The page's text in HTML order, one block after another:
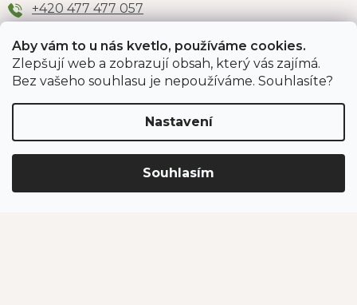
Aby vám to u nás kvetlo, používáme cookies.
Zlepšují web a zobrazují obsah, který vás zajímá.
Bez vašeho souhlasu je nepoužíváme. Souhlasíte?
Nastavení
Souhlasím
+420 477 477 057
Odběr newsletteru
PŘIHLÁSIT SE